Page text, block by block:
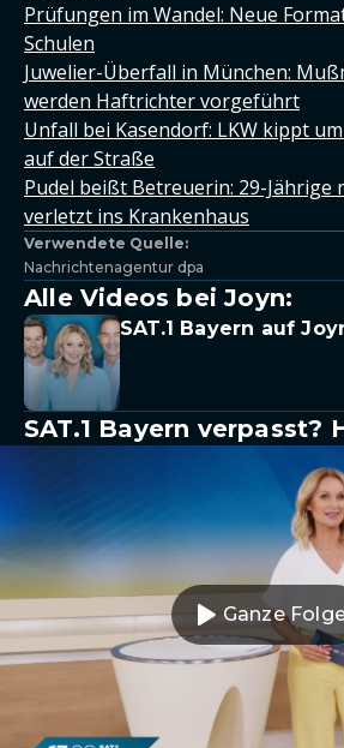
Prüfungen im Wandel: Neue
Schulen
Juwelier-Überfall in München:
werden Haftrichter vorgeführt
Unfall bei Kasendorf: LKW kippt
auf der Straße
Pudel beißt Betreuerin: 29-Jährige
verletzt ins Krankenhaus
Verwendete Quelle:
Nachrichtenagentur dpa
Alle Videos bei Joyn:
SAT.1 Bayern auf
SAT.1 Bayern verpasst?
Ganze